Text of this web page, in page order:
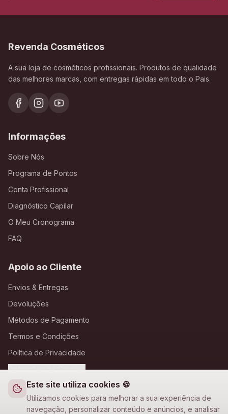
Este site utiliza cookies 🍪
Utilizamos cookies para melhorar a sua experiência de
navegação, personalizar conteúdo e anúncios, e analisar
Revenda Cosméticos
A sua loja de cosméticos profissionais. Produtos de qualidade
das melhores marcas, com entregas rápidas em todo o Pais.
Informações
Sobre Nós
Programa de Pontos
Conta Profissional
Diagnóstico Capilar
O Meu Cronograma
FAQ
Apoio ao Cliente
Envios & Entregas
Devoluções
Métodos de Pagamento
Termos e Condições
Política de Privacidade
Definições de Cookies
A Loja Nova